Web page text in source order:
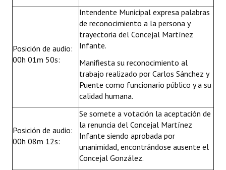
Posición de audio:
00h 01m 50s:
Intendente Municipal expresa palabras
de reconocimiento a la persona y
trayectoria del Concejal Martínez
Infante.
Manifiesta su reconocimiento al
trabajo realizado por Carlos Sánchez y
Puente como funcionario público y a su
calidad humana.
Posición de audio:
00h 08m 12s:
Se somete a votación la aceptación de
la renuncia del Concejal Martínez
Infante siendo aprobada por
unanimidad, encontrándose ausente el
Concejal González.